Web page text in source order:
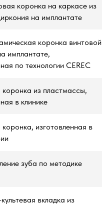
коронка на каркасе из
на имплантате
коронка винтовой
имплантате,
по технологии CEREC
из пластмассы,
в клинике
изготовленная в
зуба по методике
вкладка из